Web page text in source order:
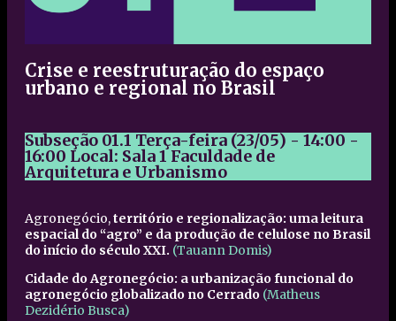
Crise e reestruturação do espaço
urbano e regional no Brasil
Subseção 01.1 Terça-feira (23/05) - 14:00 -
16:00 Local: Sala 1 Faculdade de
Arquitetura e Urbanismo
Agronegócio,território e regionalização: uma leitura
espacial do “agro” e da produção de celulose no Brasil
do início do século XXI. (Tauann Domis)
Cidade do Agronegócio: a urbanização funcional do
agronegócio globalizado no Cerrado (Matheus
Dezidério Busca)